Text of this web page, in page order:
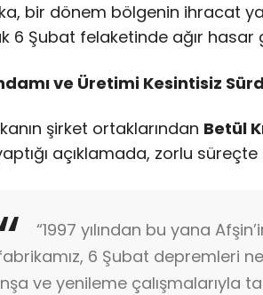
bir dönem bölgenin ihracat
6 Şubat felaketinde ağır hasar
ve Üretimi Kesintisiz
şirket ortaklarından Betül
açıklamada, zorlu süreçte
“1997 yılından bu yana
6 Şubat depremleri
ve yenileme çalışmalarıyla